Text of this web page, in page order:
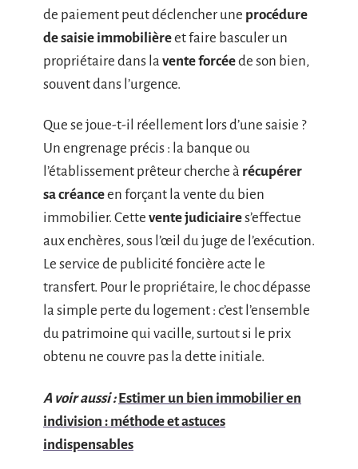
de paiement peut déclencher une procédure
de saisie immobilièreet faire basculer un
propriétaire dans la vente forcéede son bien,
souvent dans l’urgence.
Que se joue-t-il réellement lors d’une saisie ?
Un engrenage précis : la banque ou
l’établissement prêteur cherche à récupérer
sa créanceen forçant la vente du bien
immobilier. Cette vente judiciaires’effectue
aux enchères, sous l’œil du juge de l’exécution.
Le service de publicité foncière acte le
transfert. Pour le propriétaire, le choc dépasse
la simple perte du logement : c’est l’ensemble
du patrimoine qui vacille, surtout si le prix
obtenu ne couvre pas la dette initiale.
A voir aussi : Estimer un bien immobilier en
indivision : méthode et astuces
indispensables